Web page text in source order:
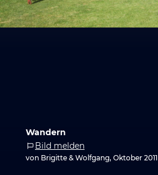
Wandern
Bild melden
von Brigitte & Wolfgang, Oktober 2011